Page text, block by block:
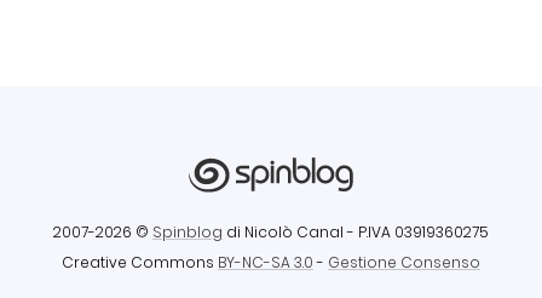
2007-2026 © Spinblog di Nicolò Canal - P.IVA 03919360275
Creative Commons BY-NC-SA 3.0- Gestione Consenso